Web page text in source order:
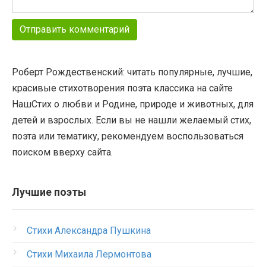
Роберт Рождественский: читать популярные, лучшие,
красивые стихотворения поэта классика на сайте
НашСтих о любви и Родине, природе и животных, для
детей и взрослых. Если вы не нашли желаемый стих,
поэта или тематику, рекомендуем воспользоваться
поиском вверху сайта.
Лучшие поэты
Стихи Александра Пушкина
Стихи Михаила Лермонтова